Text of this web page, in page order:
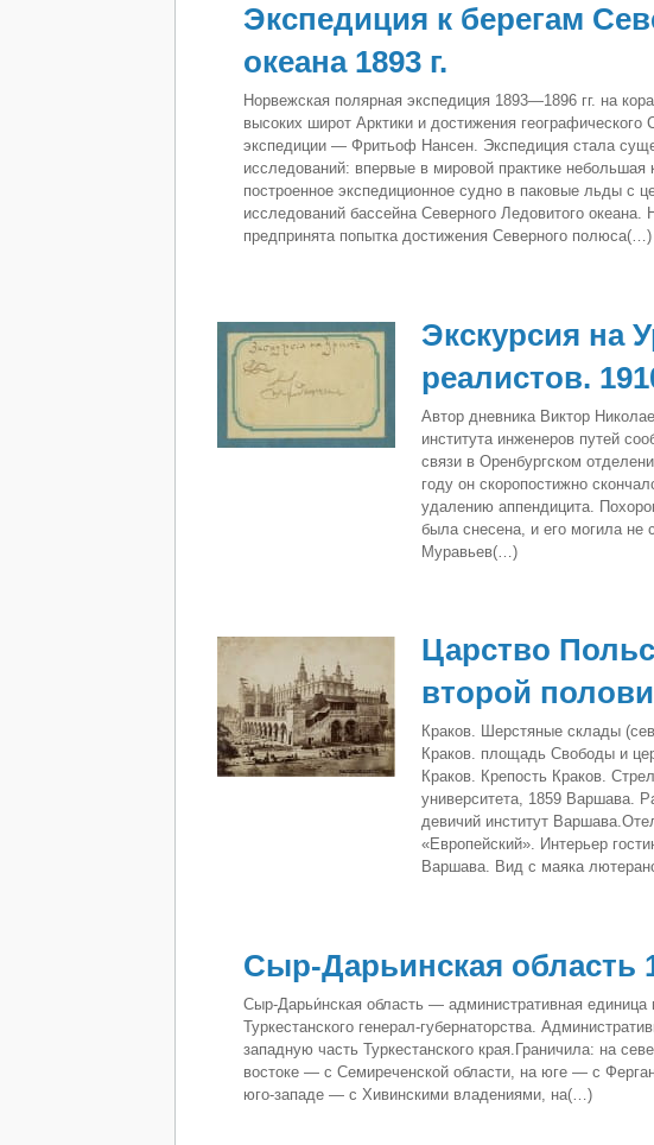
Экспедиция к берегам
океана 1893 г.
Норвежская полярная экспедиция 1893—1896 гг. на
высоких широт Арктики и достижения
экспедиции — Фритьоф Нансен. Экспедиция стала
исследований: впервые в мировой практике
построенное экспедиционное судно в паковые льды с
исследований бассейна Северного Ледовитого
предпринята попытка достижения Северного полюса(…)
Экскурсия на
реалистов.
Автор дневника Виктор
института инженеров путей
связи в Оренбургском
году он скоропостижно
удалению аппендицита.
была снесена, и его могила
Муравьев(…)
Царство
второй
Краков. Шерстяные склады
Краков. площадь Свободы и
Краков. Крепость Краков.
университета, 1859 Варшава.
девичий институт
«Европейский». Интерьер
Варшава. Вид с маяка
Сыр-Дарьинская область
Сыр-Дарьи́нская область — административная
Туркестанского генерал-губернаторства.
западную часть Туркестанского края.Граничила: на
востоке — с Семиреченской области, на юге — с
юго-западе — с Хивинскими владениями, на(…)